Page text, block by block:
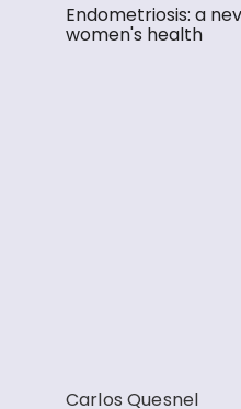
Endometriosis: a
women's health
Carlos Quesnel